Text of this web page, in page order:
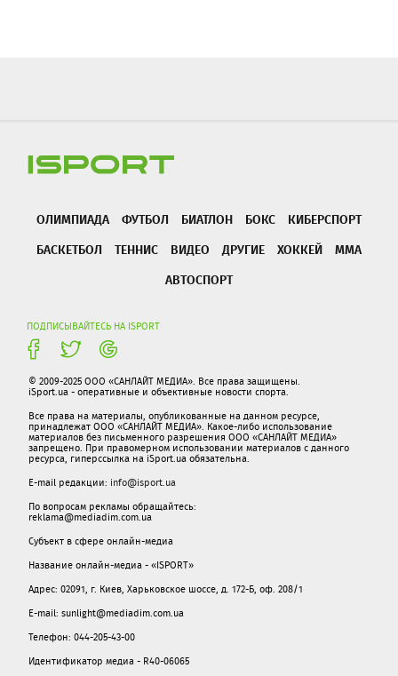
ОЛИМПИАДА ФУТБОЛ БИАТЛОН БОКС
КИБЕРСПОРТ
БАСКЕТБОЛ
ТЕННИС ВИДЕО ДРУГИЕ ХОККЕЙ
ММА
АВТОСПОРТ
ПОДПИСЫВАЙТЕСЬ НА ISPORT
© 2009-2025 ООО «САНЛАЙТ МЕДИА». Все права защищены.
iSport.ua - оперативные и объективные новости спорта.
Все права на материалы, опубликованные на данном ресурсе,
принадлежат ООО «САНЛАЙТ МЕДИА». Какое-либо использование
материалов без письменного разрешения ООО «САНЛАЙТ МЕДИА»
запрещено. При правомерном использовании материалов с данного
ресурса, гиперссылка на iSport.ua обязательна.
E-mail редакции: info@isport.ua
По вопросам рекламы обращайтесь:
reklama@mediadim.com.ua
Субъект в сфере онлайн-медиа
Название онлайн-медиа - «ISPORT»
Адрес: 02091, г. Киев, Харьковское шоссе, д. 172-Б, оф. 208/1
E-mail: sunlight@mediadim.com.ua
Телефон: 044-205-43-00
Идентификатор медиа - R40-06065